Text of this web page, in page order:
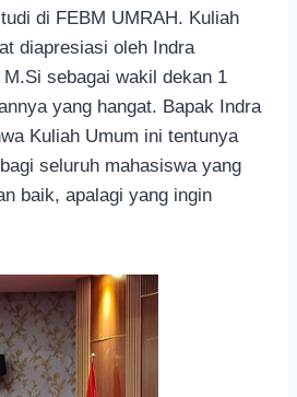
di FEBM UMRAH. Kuliah
diapresiasi oleh Indra
sebagai wakil dekan 1
yang hangat. Bapak Indra
Kuliah Umum ini tentunya
seluruh mahasiswa yang
baik, apalagi yang ingin